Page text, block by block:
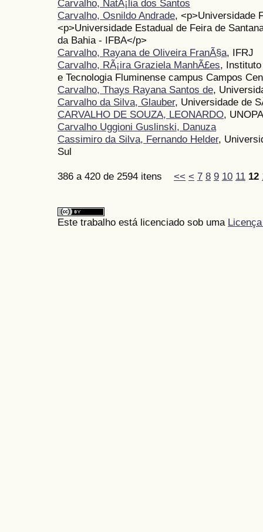
Carvalho, NatÃ¡lia dos Santos
Carvalho, Osnildo Andrade, <p>Universidade
<p>Universidade Estadual de Feira de
da Bahia - IFBA</p>
Carvalho, Rayana de Oliveira FranÃ§a, IFRJ
Carvalho, RÃ¡ira Graziela ManhÃ£es, Instituto
e Tecnologia Fluminense campus Campos
Carvalho, Thays Rayana Santos de,
Carvalho da Silva, Glauber, Universidade de
CARVALHO DE SOUZA, LEONARDO,
Carvalho Uggioni Guslinski, Danuza
Cassimiro da Silva, Fernando Helder,
Sul
386 a 420 de 2594 itens << < 7 8 9 10 11 12
Este trabalho está licenciado sob uma